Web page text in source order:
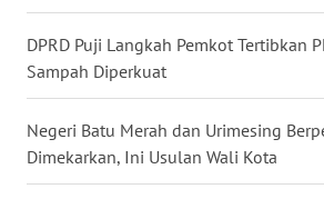
DPRD Puji Langkah Pemkot Tertibkan
Sampah Diperkuat
Negeri Batu Merah dan Urimesing
Dimekarkan, Ini Usulan Wali Kota
WN
NUSANTARA
WN
JOGJA